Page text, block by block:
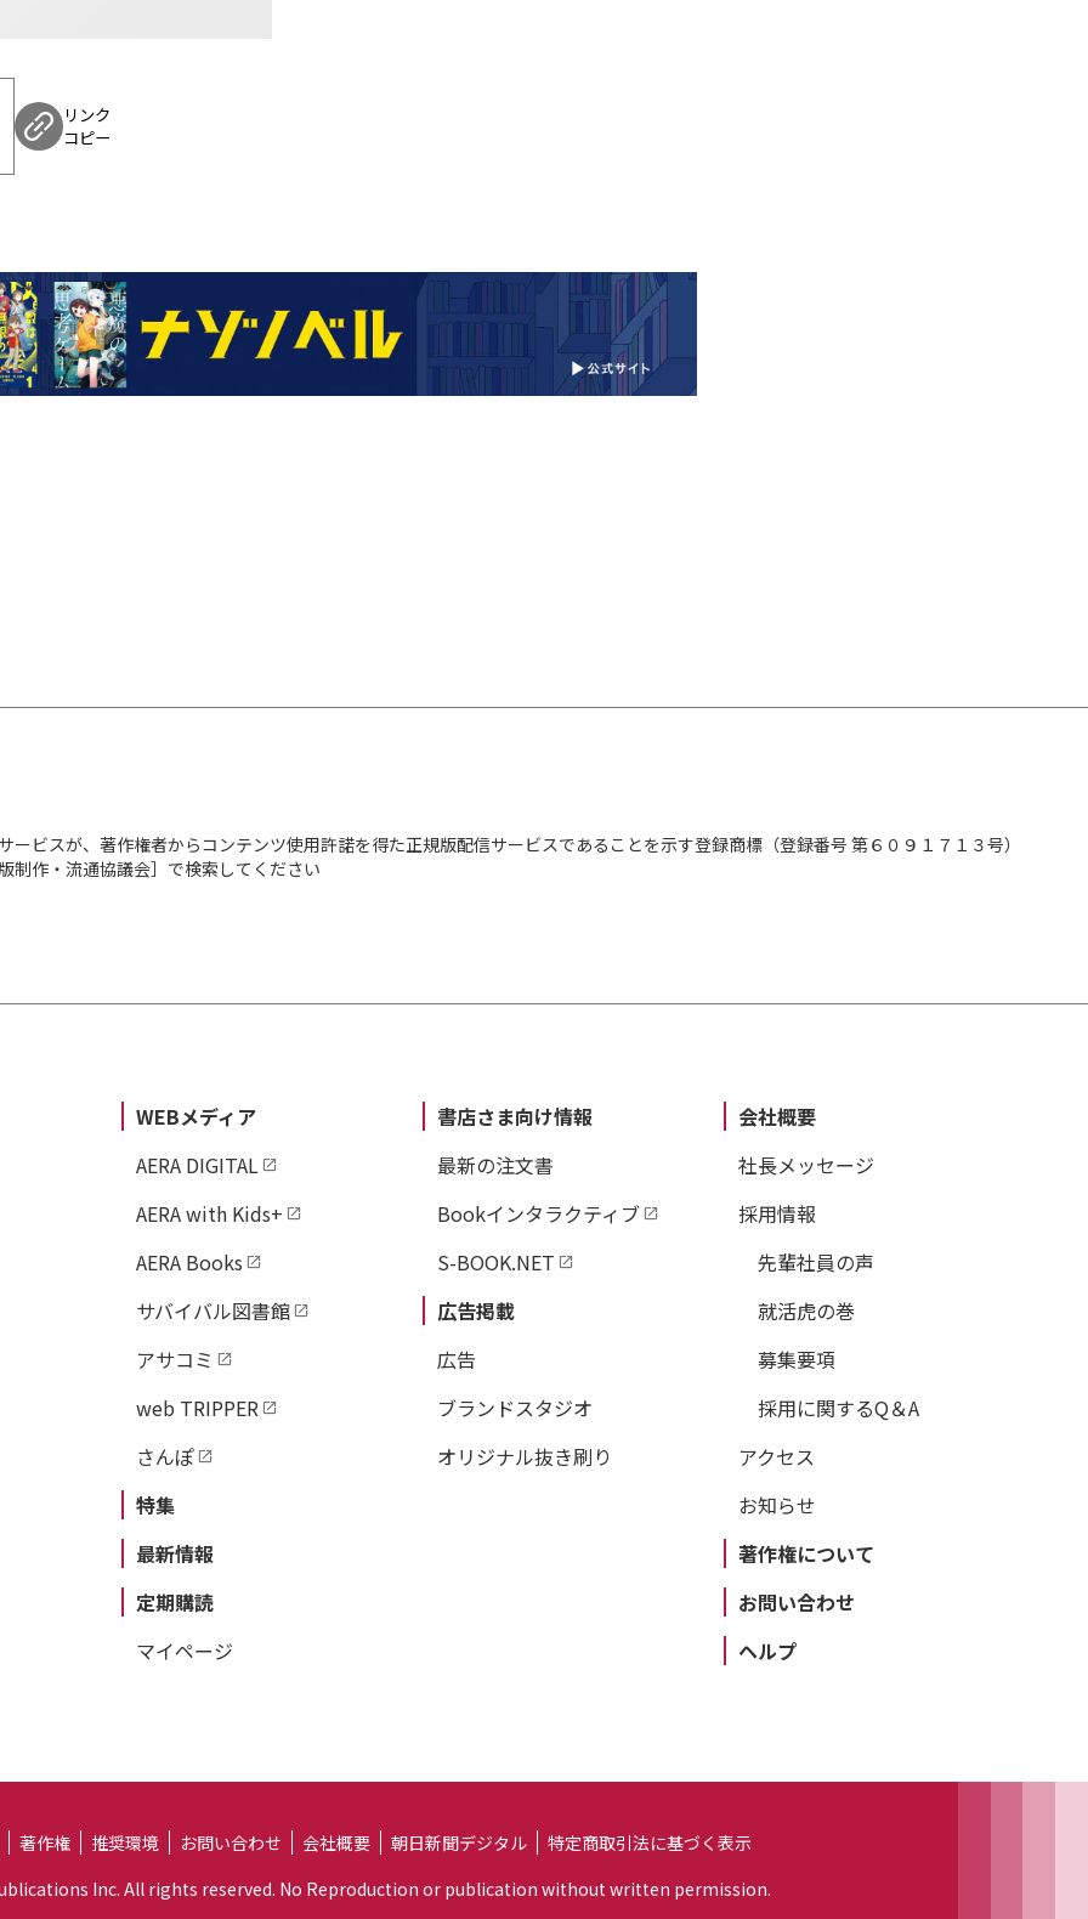
リンク
コピー
ビスが、著作権者からコンテンツ使用許諾を得た正規版配信サービスであることを示す登録商標（登録番号 第６０９１７１３号）
制作・流通協議会］で検索してください
WEBメディア
AERA DIGITAL
AERA with Kids+
AERA Books
サバイバル図書館
アサコミ
web TRIPPER
さんぽ
特集
最新情報
定期購読
マイページ
書店さま向け情報
最新の注文書
Bookインタラクティブ
S-BOOK.NET
広告掲載
広告
ブランドスタジオ
オリジナル抜き刷り
会社概要
社長メッセージ
採用情報
先輩社員の声
就活虎の巻
募集要項
採用に関するQ＆A
アクセス
お知らせ
著作権について
お問い合わせ
ヘルプ
著作権 推奨環境 お問い合わせ 会社概要 朝日新聞デジタル
特定商取引法に基づく表示
Inc. All rights reserved. No Reproduction or publication without written permission.